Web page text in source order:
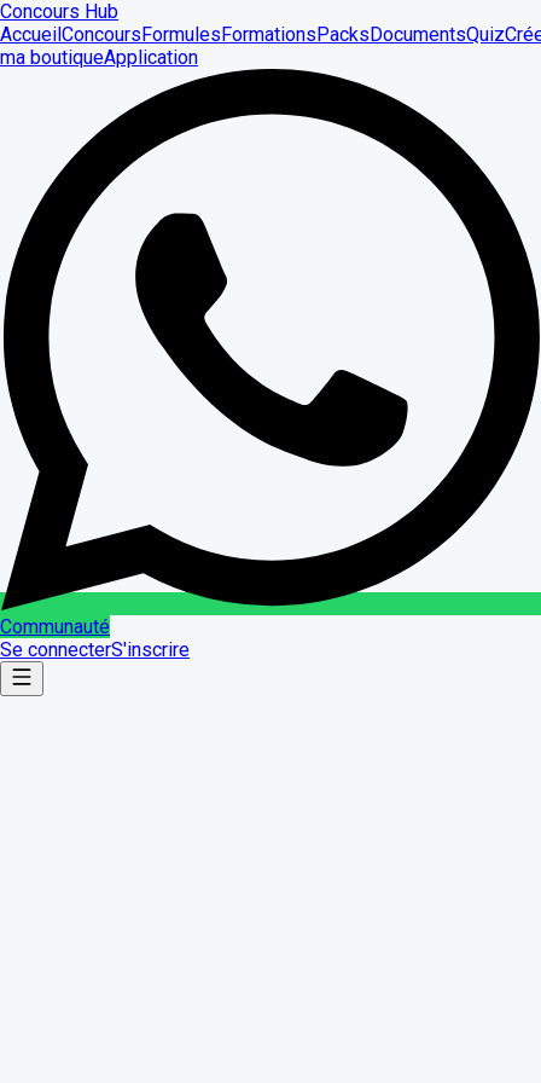
Concours Hub
AccueilConcoursFormulesFormationsPacksDocumentsQuiz
ma boutiqueApplication
Communauté
Se connecterS'inscrire